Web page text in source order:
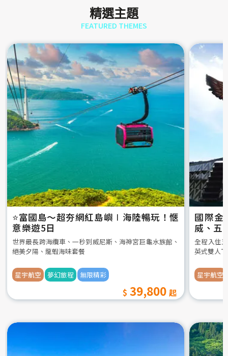
精選主題
FEATURED THEMES
⭐️富國島～超夯網紅島嶼∣海陸暢玩！愜
意樂遊5日
世界最長跨海纜車、一秒到威尼斯、海神宮巨龜水族館、
絕美夕陽、龍蝦海味套餐
星宇航空 夢幻旅程 無限精彩
39,800
國際金
威、五
全程入住
英式雙人
星宇航空